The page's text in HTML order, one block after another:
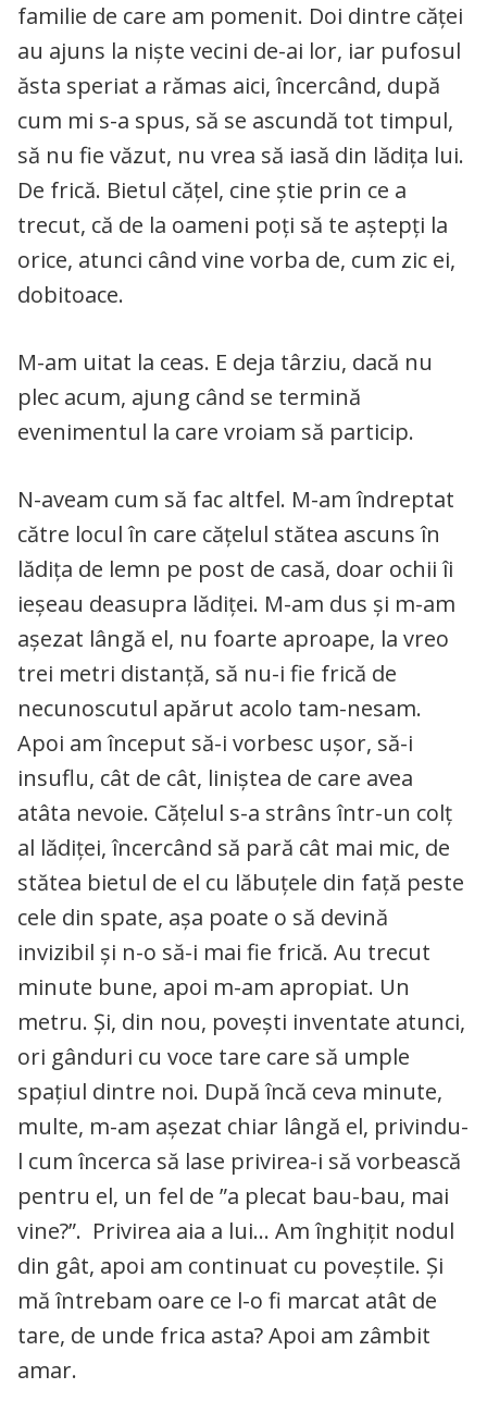
familie de care am pomenit. Doi dintre căței
au ajuns la niște vecini de-ai lor, iar pufosul
ăsta speriat a rămas aici, încercând, după
cum mi s-a spus, să se ascundă tot timpul,
să nu fie văzut, nu vrea să iasă din lădița lui.
De frică. Bietul cățel, cine știe prin ce a
trecut, că de la oameni poți să te aștepți la
orice, atunci când vine vorba de, cum zic ei,
dobitoace.
M-am uitat la ceas. E deja târziu, dacă nu
plec acum, ajung când se termină
evenimentul la care vroiam să particip.
N-aveam cum să fac altfel. M-am îndreptat
către locul în care cățelul stătea ascuns în
lădița de lemn pe post de casă, doar ochii îi
ieșeau deasupra lădiței. M-am dus și m-am
așezat lângă el, nu foarte aproape, la vreo
trei metri distanță, să nu-i fie frică de
necunoscutul apărut acolo tam-nesam.
Apoi am început să-i vorbesc ușor, să-i
insuflu, cât de cât, liniștea de care avea
atâta nevoie. Cățelul s-a strâns într-un colț
al lădiței, încercând să pară cât mai mic, de
stătea bietul de el cu lăbuțele din față peste
cele din spate, așa poate o să devină
invizibil și n-o să-i mai fie frică. Au trecut
minute bune, apoi m-am apropiat. Un
metru. Și, din nou, povești inventate atunci,
ori gânduri cu voce tare care să umple
spațiul dintre noi. După încă ceva minute,
multe, m-am așezat chiar lângă el, privindu-
l cum încerca să lase privirea-i să vorbească
pentru el, un fel de ”a plecat bau-bau, mai
vine?”. Privirea aia a lui… Am înghițit nodul
din gât, apoi am continuat cu poveștile. Și
mă întrebam oare ce l-o fi marcat atât de
tare, de unde frica asta? Apoi am zâmbit
amar.